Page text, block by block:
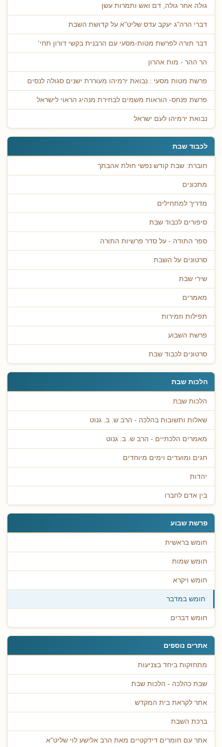
גולה אחר גולה, דם ואש ותמרות עשן
דברי הרה"ג יעקב עדס שליט"א על קדושת השבת
דבר תורה לפרשת מטות-מסעי עם הרבנית בקשי דורון תחי'
הר ההר - מות אהרון
פרשת מטות מסעי : נבואת ירמיהו מעוררת ישנים סגולה לנסים
פרשת פנחס- הוראות משמים לבחירת מנהיג הראוי לישראל
נבואת ירמיהו לעם ישראל
לכבוד שבת
חוברת: שבת קודש נפשי חולת אהבתך
מתכונים
מדריך למתחילים
סיפורים לכבוד שבת
ספר התודה - על סדר פרשיות התורה
סרטונים על השבת
שירי שבת
מאמרים
תפילות וזמירות
פרשת השבוע
סרטונים לכבוד שבת
הלכות שבת
הלכות שבת
שאלות ותשובות בהלכה - הרב ש. ב. גנוט
מאמרים הלכתיים - הרב ש. ב. גנוט
חגים ומועדים וימים מיוחדים
יהדות
בין אדם לחברו
פרשת שבוע
חומש בראשית
חומש שמות
חומש ויקרא
חומש במדבר
חומש דברים
אתרים נוספים
מתחזקות ביחד בצניעות
שבת כהלכה - הלכות שבת
אתר לקראת בית המקדש
ברכת השבת
אתר עם חומרים דידקטיים מאת הרב אלישע לוי שליט"א